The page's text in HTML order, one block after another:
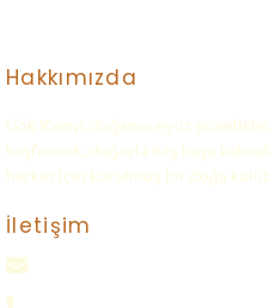
Hakkımızda
Gök Kamp, doğanın eşsiz
keşfetmek, doğayla baş başa
herkes için kurulmuş bir doğa
İletişim